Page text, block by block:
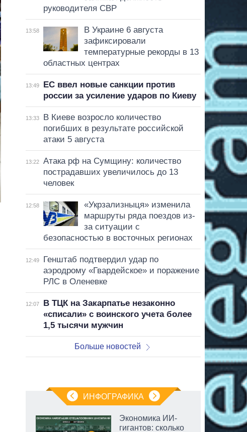
руководителя СВР
13:58
В Украине 6 августа
зафиксировали
температурные рекорды в 13
областных центрах
13:49
ЕС ввел новые санкции против
россии за усиление ударов по Киеву
13:33
В Киеве возросло количество
погибших в результате российской
атаки 5 августа
13:22
Атака рф на Сумщину: количество
пострадавших увеличилось до 13
человек
12:58
«Укрзализныця» изменила
маршруты ряда поездов из-
за ситуации с
безопасностью в восточных регионах
12:49
Генштаб подтвердил удар по
аэродрому «Гвардейское» и поражение
РЛС в Оленевке
12:07
В ТЦК на Закарпатье незаконно
«списали» с воинского учета более
1,5 тысячи мужчин
Больше новостей
ИНФОГРАФИКА
Экономика ИИ-
гигантов: сколько